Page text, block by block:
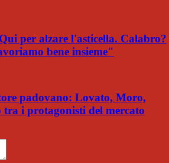
per alzare l'asticella. Calabro?
bene insieme"
padovano: Lovato, Moro,
tra i protagonisti del mercato